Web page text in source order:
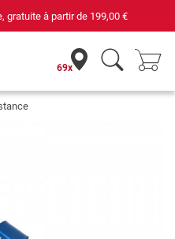
avec 75 techniciens
69x